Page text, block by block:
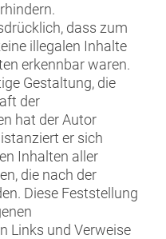
dass zum
illegalen Inhalte
erkennbar waren.
Gestaltung, die
der
hat der Autor
er sich
Inhalten aller
die nach der
Diese Feststellung
Links und Verweise